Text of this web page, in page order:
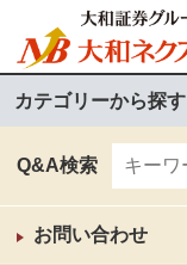
カテゴリーから探す
Q&A検索
お問い合わせ